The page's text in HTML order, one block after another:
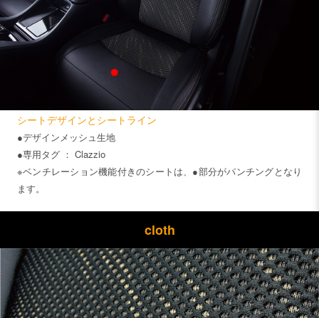
シートデザインとシートライン
●デザインメッシュ生地
●専用タグ ： Clazzio
※ベンチレーション機能付きのシートは、●部分がパンチングとなり
ます。
cloth